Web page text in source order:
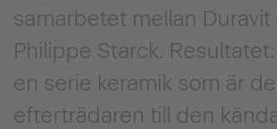
samarbetet mellan Duravit
Philippe Starck.
en serie keramik som är
efterträdaren till den